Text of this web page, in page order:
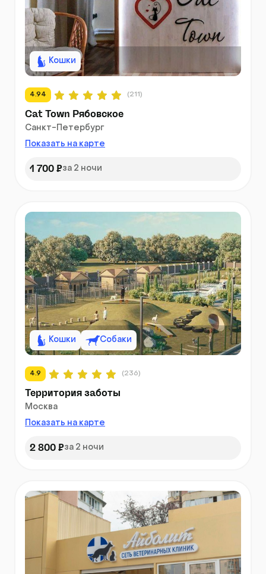
Кошки
4.94 (211)
Cat Town Рябовское
Санкт-Петербург
Показать на карте
1 700 ₽за 2 ночи
Кошки Собаки
4.9 (236)
Территория заботы
Москва
Показать на карте
2 800 ₽за 2 ночи